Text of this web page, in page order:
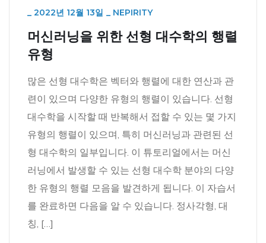
_ 2022년 12월 13일 _ NEPIRITY
머신러닝을 위한 선형 대수학의 행렬
유형
많은 선형 대수학은 벡터와 행렬에 대한 연산과 관
련이 있으며 다양한 유형의 행렬이 있습니다. 선형
대수학을 시작할 때 반복해서 접할 수 있는 몇 가지
유형의 행렬이 있으며, 특히 머신러닝과 관련된 선
형 대수학의 일부입니다. 이 튜토리얼에서는 머신
러닝에서 발생할 수 있는 선형 대수학 분야의 다양
한 유형의 행렬 모음을 발견하게 됩니다. 이 자습서
를 완료하면 다음을 알 수 있습니다. 정사각형, 대
칭, […]